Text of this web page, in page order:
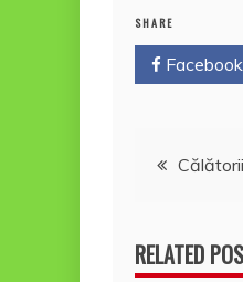
o
o
SHARE
Facebook
Navigare
RELATED